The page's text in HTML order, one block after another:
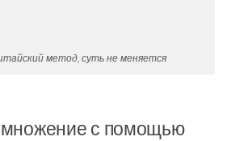
метод, суть не меняется
с помощью